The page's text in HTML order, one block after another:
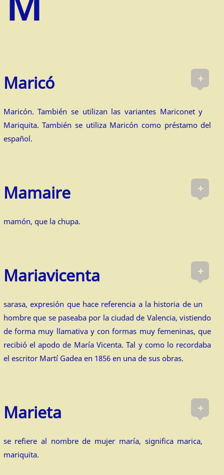
+
Ma­ricó
Maricón. También se utilizan las variantes Mariconet y
Mariquita. También se utiliza Maricón como préstamo del
español.
+
Mamaire
mamón, que la chupa.
+
Mariavicenta
sarasa, expresión que hace referencia a la historia de un
hombre que se paseaba por la ciudad de Valencia, vistiendo
de forma muy llamativa y con formas muy femeninas, que
recibió el apodo de María Vicenta. Tal y como lo recordaba
el escritor Martí Gadea en 1856 en una de sus obras.
+
Marieta
se refiere al nombre de mujer maría, significa marica,
mariquita.